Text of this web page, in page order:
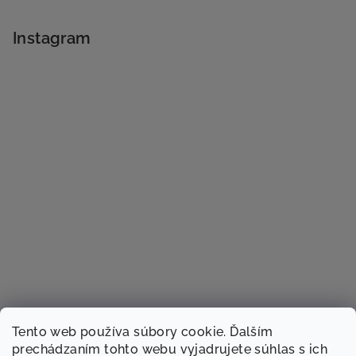
Tento web používa súbory cookie. Ďalším
prechádzaním tohto webu vyjadrujete súhlas s ich
Instagram